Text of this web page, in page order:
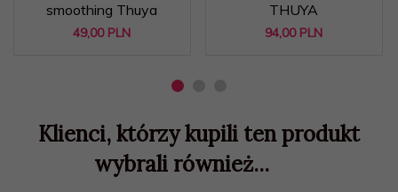
smoothing Thuya
49,00 PLN
THUYA
94,00 PLN
Klienci, którzy kupili ten produkt
wybrali również...